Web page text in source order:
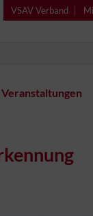
VSAV Verband